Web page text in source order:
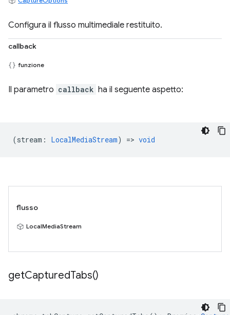
Configura il flusso multimediale restituito.
callback
funzione
Il parametro callback ha il seguente aspetto:
(stream : LocalMediaStream) => void
flusso
LocalMediaStream
getCapturedTabs()